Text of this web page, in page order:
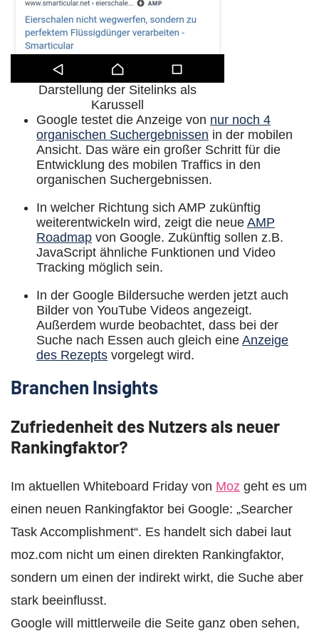
Darstellung der Sitelinks als
Karussell
Google testet die Anzeige von nur noch 4
organischen Suchergebnissen in der mobilen
Ansicht. Das wäre ein großer Schritt für die
Entwicklung des mobilen Traffics in den
organischen Suchergebnissen.
In welcher Richtung sich AMP zukünftig
weiterentwickeln wird, zeigt die neue AMP
Roadmap von Google. Zukünftig sollen z.B.
JavaScript ähnliche Funktionen und Video
Tracking möglich sein.
In der Google Bildersuche werden jetzt auch
Bilder von YouTube Videos angezeigt.
Außerdem wurde beobachtet, dass bei der
Suche nach Essen auch gleich eine Anzeige
des Rezepts vorgelegt wird.
Branchen Insights
Zufriedenheit des Nutzers als neuer
Rankingfaktor?
Im aktuellen Whiteboard Friday von Moz geht es um
einen neuen Rankingfaktor bei Google: „Searcher
Task Accomplishment“. Es handelt sich dabei laut
moz.com nicht um einen direkten Rankingfaktor,
sondern um einen der indirekt wirkt, die Suche aber
stark beeinflusst.
Google will mittlerweile die Seite ganz oben sehen,